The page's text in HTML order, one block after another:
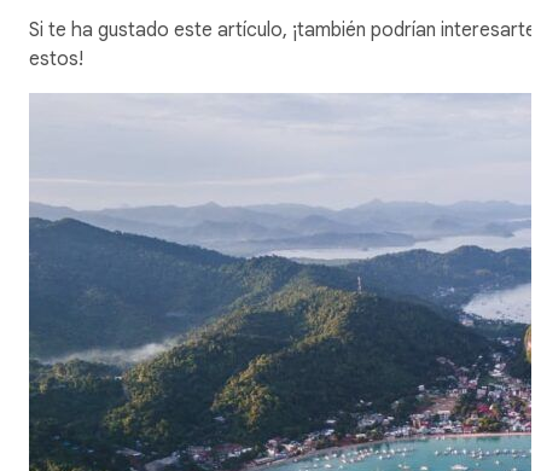
Si te ha gustado este artículo, ¡también podrían interesarte
estos!